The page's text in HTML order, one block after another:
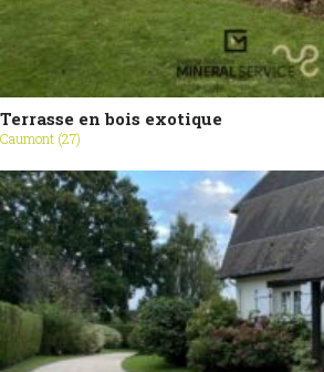
Terrasse en bois exotique
Caumont (27)